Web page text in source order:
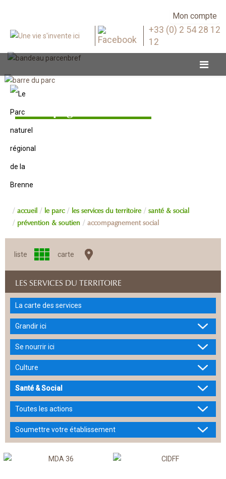
Mon compte
+33 (0) 2 54 28 12
12
accueil le parc les services du territoire santé & social
prévention & soutien accompagnement social
liste carte
LES SERVICES DU TERRITOIRE
La carte des services
Grandir ici
Se nourrir ici
Culture
Santé & Social
Toutes les actions
Soumettre votre établissement